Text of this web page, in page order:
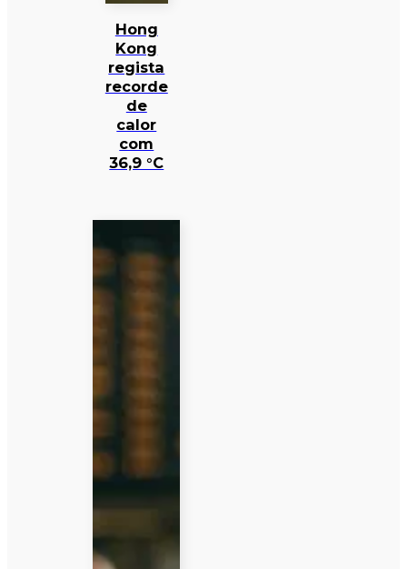
Hong
Kong
regista
recorde
de
calor
com
36,9 °C